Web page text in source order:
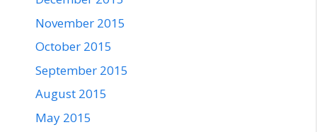
November 2015
October 2015
September 2015
August 2015
May 2015